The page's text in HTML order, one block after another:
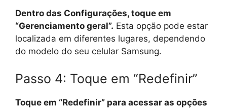
Dentro das Configurações, toque em
“Gerenciamento geral”. Esta opção pode estar
localizada em diferentes lugares, dependendo
do modelo do seu celular Samsung.
Passo 4: Toque em “Redefinir”
Toque em “Redefinir” para acessar as opções